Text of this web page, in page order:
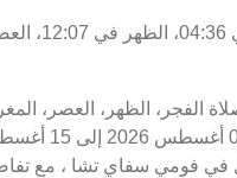
صلاة الفجر، الظهر،
في فومي سفاي تشا ، مع